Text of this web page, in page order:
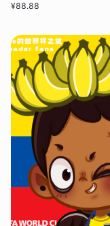
¥88.88